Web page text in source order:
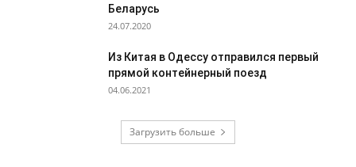
Беларусь
24.07.2020
Из Китая в Одессу отправился первый
прямой контейнерный поезд
04.06.2021
Загрузить больше